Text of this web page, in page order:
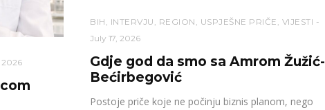
2026
BIH INTERVJU REGION USPJEŠNE PRIČE VIJESTI
July 17, 2026
Gdje god da smo sa Amrom Žužić-
Bećirbegović
Postoje priče koje ne počinju biznis planom, nego